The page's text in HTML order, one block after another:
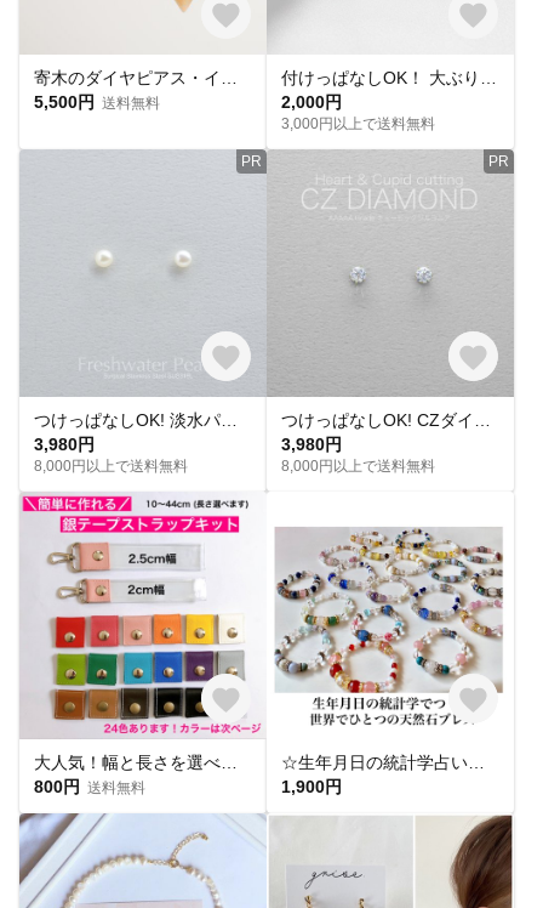
5,500円 送料無料
2,000円
3,000円以上で送料無料
PR
3,980円
8,000円以上で送料無料
PR
3,980円
8,000円以上で送料無料
800円 送料無料
1,900円